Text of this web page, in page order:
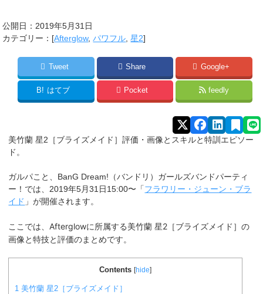
公開日： 2019年5月31日
カテゴリー：[Afterglow,パワフル ,星2]
Tweet Share Google+
B! はてブ Pocket feedly
美竹蘭 星2［ブライズメイド］評価・画像とスキルと特訓エピソー
ド。
ガルパこと、BanG Dream!（バンドリ）ガールズバンドパーティ
ー！では、2019年5月31日15:00〜「フラワリー・ジューン・ブラ
イド 」が開催されます。
ここでは、 Afterglowに所属する美竹蘭 星2［ブライズメイド］の
画像と特技と評価のまとめです。
Contents [hide]
1 美竹蘭 星2［ブライズメイド］